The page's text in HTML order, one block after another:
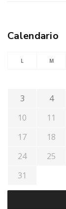
Calendario
L M
3
4
10
11
17
18
24
25
31